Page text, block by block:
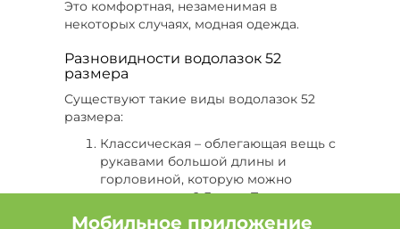
Цвет Белый, Размер 56
Цвет Красный, Размер 48
Цвет Голубой, Размер 42
Цвет Розовый, Размер 46
Это комфортная, незаменимая в
некоторых случаях, модная одежда.
Разновидности водолазок 52
размера
Существуют такие виды водолазок 52
размера:
Классическая – облегающая вещь с
рукавами большой длины и
горловиной, которую можно
подвернуть в 2-3 раза. Такая вещь
производится из материала
Мобильное приложение